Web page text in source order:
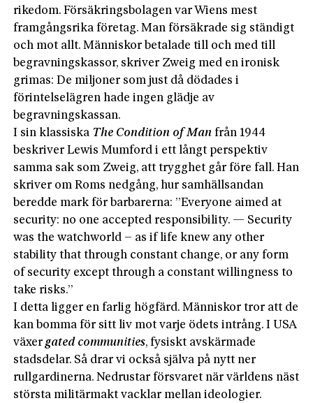
rikedom. Försäkringsbolagen var Wiens mest
framgångsrika företag. Man försäkrade sig ständigt
och mot allt. Människor betalade till och med till
begravningskassor, skriver Zweig med en ironisk
grimas: De miljoner som just då dödades i
förintelselägren hade ingen glädje av
begravningskassan.
I sin klassiska The Condition of Man från 1944
beskriver Lewis Mumford i ett långt perspektiv
samma sak som Zweig, att trygghet går före fall. Han
skriver om Roms nedgång, hur samhällsandan
beredde mark för barbarerna: ”Everyone aimed at
security: no one accepted responsibility. — Security
was the watchworld – as if life knew any other
stability that through constant change, or any form
of security except through a constant willingness to
take risks.”
I detta ligger en farlig högfärd. Människor tror att de
kan bomma för sitt liv mot varje ödets intrång. I USA
växergated communities, fysiskt avskärmade
stadsdelar. Så drar vi också själva på nytt ner
rullgardinerna. Nedrustar försvaret när världens näst
största militärmakt vacklar mellan ideologier.